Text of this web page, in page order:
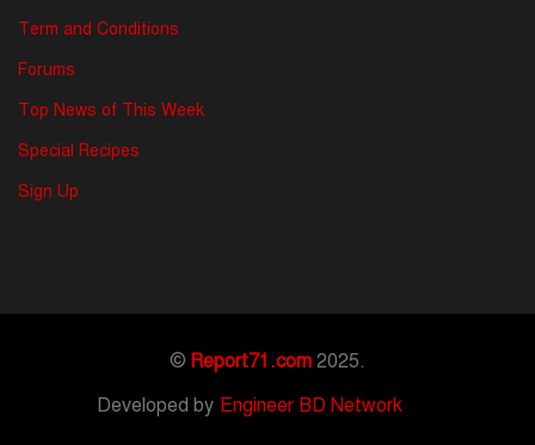
Term and Conditions
Forums
Top News of This Week
Special Recipes
Sign Up
© Report71.com2025.
Developed by Engineer BD Network